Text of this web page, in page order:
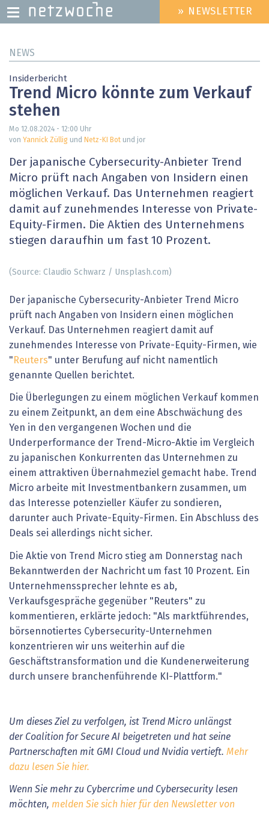
zum
HEADER
MENU
» NEWSLETTER
NEWS
Insiderbericht
Trend Micro könnte zum Verkauf
stehen
Mo 12.08.2024 - 12:00 Uhr
von Yannick Züllig und Netz-KI Bot und jor
Der japanische Cybersecurity-Anbieter Trend
Micro prüft nach Angaben von Insidern einen
möglichen Verkauf. Das Unternehmen reagiert
damit auf zunehmendes Interesse von Private-
Equity-Firmen. Die Aktien des Unternehmens
stiegen daraufhin um fast 10 Prozent.
(Source: Claudio Schwarz / Unsplash.com)
Der japanische Cybersecurity-Anbieter Trend Micro
prüft nach Angaben von Insidern einen möglichen
Verkauf. Das Unternehmen reagiert damit auf
zunehmendes Interesse von Private-Equity-Firmen, wie
" Reuters" unter Berufung auf nicht namentlich
genannte Quellen berichtet.
Die Überlegungen zu einem möglichen Verkauf kommen
zu einem Zeitpunkt, an dem eine Abschwächung des
Yen in den vergangenen Wochen und die
Underperformance der Trend-Micro-Aktie im Vergleich
zu japanischen Konkurrenten das Unternehmen zu
einem attraktiven Übernahmeziel gemacht habe. Trend
Micro arbeite mit Investmentbankern zusammen, um
das Interesse potenzieller Käufer zu sondieren,
darunter auch Private-Equity-Firmen. Ein Abschluss des
Deals sei allerdings nicht sicher.
Die Aktie von Trend Micro stieg am Donnerstag nach
Bekanntwerden der Nachricht um fast 10 Prozent. Ein
Unternehmenssprecher lehnte es ab,
Verkaufsgespräche gegenüber "Reuters" zu
kommentieren, erklärte jedoch: "Als marktführendes,
börsennotiertes Cybersecurity-Unternehmen
konzentrieren wir uns weiterhin auf die
Geschäftstransformation und die Kundenerweiterung
durch unsere branchenführende KI-Plattform."
Um dieses Ziel zu verfolgen, ist Trend Micro unlängst
der Coalition for Secure AI beigetreten und hat seine
Partnerschaften mit GMI Cloud und Nvidia vertieft. Mehr
dazu lesen Sie hier.
Wenn Sie mehr zu Cybercrime und Cybersecurity lesen
möchten, melden Sie sich hier für den Newsletter von